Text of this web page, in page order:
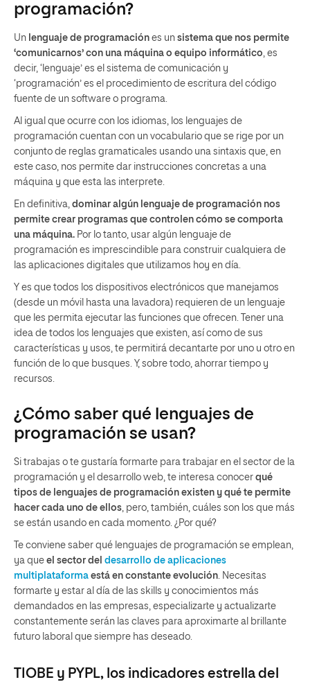
programación?
Un lenguaje de programación es un sistema que nos permite
‘comunicarnos’ con una máquina o equipo informático , es
decir, ‘lenguaje’ es el sistema de comunicación y
‘programación’ es el procedimiento de escritura del código
fuente de un software o programa.
Al igual que ocurre con los idiomas, los lenguajes de
programación cuentan con un vocabulario que se rige por un
conjunto de reglas gramaticales usando una sintaxis que, en
este caso, nos permite dar instrucciones concretas a una
máquina y que esta las interprete.
En definitiva, dominar algún lenguaje de programación nos
permite crear programas que controlen cómo se comporta
una máquina. Por lo tanto, usar algún lenguaje de
programación es imprescindible para construir cualquiera de
las aplicaciones digitales que utilizamos hoy en día.
Y es que todos los dispositivos electrónicos que manejamos
(desde un móvil hasta una lavadora) requieren de un lenguaje
que les permita ejecutar las funciones que ofrecen. Tener una
idea de todos los lenguajes que existen, así como de sus
características y usos, te permitirá decantarte por uno u otro en
función de lo que busques. Y, sobre todo, ahorrar tiempo y
recursos.
¿Cómo saber qué lenguajes de
programación se usan?
Si trabajas o te gustaría formarte para trabajar en el sector de la
programación y el desarrollo web, te interesa conocer qué
tipos de lenguajes de programación existen y qué te permite
hacer cada uno de ellos , pero, también, cuáles son los que más
se están usando en cada momento. ¿Por qué?
Te conviene saber qué lenguajes de programación se emplean,
ya que el sector del desarrollo de aplicaciones
multiplataforma está en constante evolución . Necesitas
formarte y estar al día de las skills y conocimientos más
demandados en las empresas, especializarte y actualizarte
constantemente serán las claves para aproximarte al brillante
futuro laboral que siempre has deseado.
TIOBE y PYPL, los indicadores estrella del